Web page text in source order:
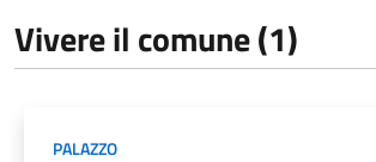
Vivere il comune (1)
PALAZZO